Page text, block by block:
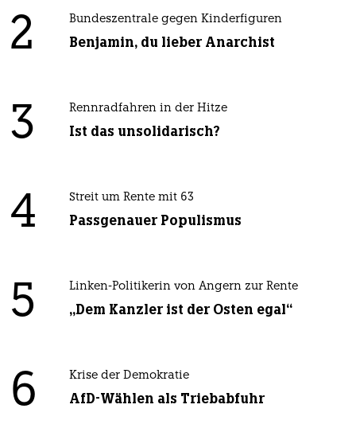
2 Bundeszentrale gegen Kinderfiguren
Benjamin, du lieber Anarchist
3 Rennradfahren in der Hitze
Ist das unsolidarisch?
4 Streit um Rente mit 63
Passgenauer Populismus
5 Linken-Politikerin von Angern zur Rente
„Dem Kanzler ist der Osten egal“
6 Krise der Demokratie
AfD-Wählen als Triebabfuhr